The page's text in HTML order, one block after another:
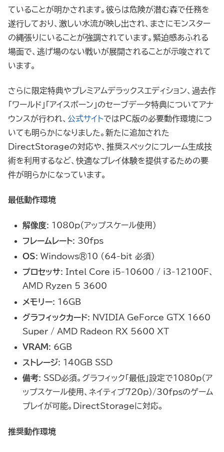
ていることが明かされます。彼らは危険が潜む森で任務を
遂行しており、激しい水流が映し出され、まさにモンスター
の縄張りにいることが強調されています。緊迫感あふれる
場面で、逃げ場のない戦いが展開されることが示唆されて
います。
さらに限定特典やプレミアムデラックスエディション、過去作
「ワールド」「アイスボーン」のセーブデータ特典についてアナ
ウンスが行われ、 公式サイトではPC版の必要動作環境につ
いても明らかになりました。新たに追加された
DirectStorageの対応や、推奨スペックにフレーム生成技
術を利用するなど、快適なプレイ体験を提供するための要
件が明らかになっています。
最低動作環境
解像度: 1080p（アップスケール使用）
フレームレート: 30fps
OS: Windows®10 (64-bit 必須)
プロセッサ: Intel Core i5-10600 / i3-12100F、
AMD Ryzen 5 3600
メモリー: 16GB
グラフィックカード: NVIDIA GeForce GTX 1660
Super / AMD Radeon RX 5600 XT
VRAM : 6GB
ストレージ: 140GB SSD
備考: SSD必須。グラフィック「最低」設定で1080p（ア
ップスケール使用、ネイティブ720p）/30fpsのゲーム
プレイが可能。DirectStorageに対応。
推奨動作環境